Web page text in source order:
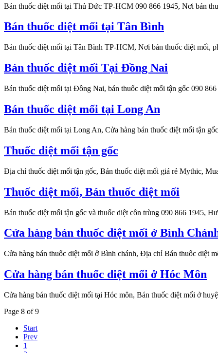
Bán thuốc diệt mối tại Thủ Đức TP-HCM 090 866 1945, Nơi bán
Bán thuốc diệt mối tại Tân Bình
Bán thuốc diệt mối tại Tân Bình TP-HCM, Nơi bán thuốc diệt mối,
Bán thuốc diệt mối Tại Đồng Nai
Bán thuốc diệt mối tại Đồng Nai, bán thuốc diệt mối tận gốc 090
Bán thuốc diệt mối tại Long An
Bán thuốc diệt mối tại Long An, Cửa hàng bán thuốc diệt mối tận
Thuốc diệt mối tận gốc
Địa chỉ thuốc diệt mối tận gốc, Bán thuốc diệt mối giá rẻ Mythic,
Thuốc diệt mối, Bán thuốc diệt mối
Bán thuốc diệt mối tận gốc và thuốc diệt côn trùng 090 866 1945,
Cửa hàng bán thuốc diệt mối ở Bình
Cửa hàng bán thuốc diệt mối ở Bình chánh, Địa chỉ Bán thuốc diệt
Cửa hàng bán thuốc diệt mối ở Hóc Môn
Cửa hàng bán thuốc diệt mối tại Hóc môn, Bán thuốc diệt mối ở
Page 8 of 9
Start
Prev
1